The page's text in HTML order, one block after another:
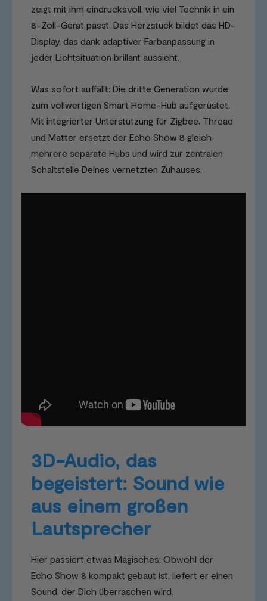
zeigt mit ihm eindrucksvoll, wie viel Technik in ein
8-Zoll-Gerät passt. Das Herzstück bildet das HD-
Display, das dank adaptiver Farbanpassung in
jeder Lichtsituation brillant aussieht.
Was sofort auffällt: Die dritte Generation wurde
zum vollwertigen Smart Home-Hub aufgerüstet.
Mit integrierter Unterstützung für Zigbee, Thread
und Matter ersetzt der Echo Show 8 gleich
mehrere separate Hubs und wird zur zentralen
Schaltstelle Deines vernetzten Zuhauses.
3D-Audio, das
begeistert: Sound wie
aus einem großen
Lautsprecher
Hier passiert etwas Magisches: Obwohl der
Echo Show 8 kompakt gebaut ist, liefert er einen
Sound, der Dich überraschen wird.